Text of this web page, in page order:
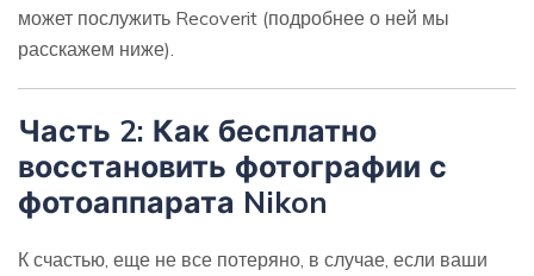
может послужить Recoverit (подробнее о ней мы
расскажем ниже).
Часть 2: Как бесплатно
восстановить фотографии с
фотоаппарата Nikon
К счастью, еще не все потеряно, в случае, если ваши